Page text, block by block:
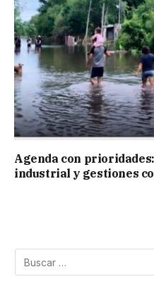
Agenda con
industrial y gestiones